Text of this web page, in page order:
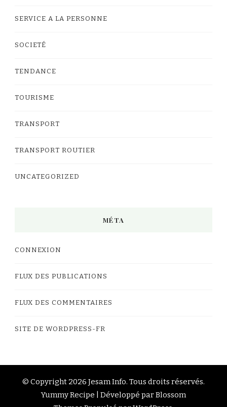
SERVICE A LA PERSONNE
SOCIETÉ
TENDANCE
TOURISME
TRANSPORT
TRANSPORT ROUTIER
UNCATEGORIZED
MÉTA
CONNEXION
FLUX DES PUBLICATIONS
FLUX DES COMMENTAIRES
SITE DE WORDPRESS-FR
© Copyright 2026 Jesam Info. Tous droits réservés.
Yummy Recipe | Développé parBlossom